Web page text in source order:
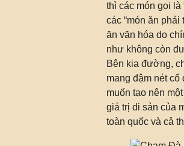
thì các món gọi là
các “món ăn
ăn văn hóa do
như không còn
Bên kia đường,
mang đậm nét
muốn tạo nên
giá trị di sản của
toàn quốc và cả